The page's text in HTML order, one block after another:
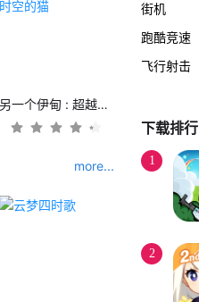
另一个伊甸 : 超越时空的猫
more...
街机
跑酷竞速
飞行射击
下载排行
1
2